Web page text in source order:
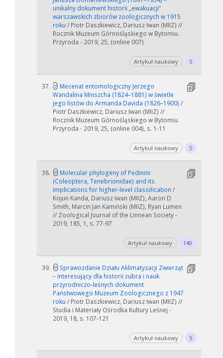
unikalny dokument historii „ewakuacji”
warszawskich zbiorów zoologicznych w 1915
roku / Piotr Daszkiewicz, Dariusz Iwan (MIIZ) //
Rocznik Muzeum Górnośląskiego w Bytomiu.
Przyroda - 2019, 25, (online 007)
Artykuł naukowy 5
37.
Mecenat entomologiczny Jerzego
Wandalina Mniszcha (1824–1881) w świetle
jego listów do Armanda Davida (1826–1900) /
Piotr Daszkiewicz, Dariusz Iwan (MIIZ) //
Rocznik Muzeum Górnośląskiego w Bytomiu.
Przyroda - 2019, 25, (online 004), s. 1-11
Artykuł naukowy 5
38.
Molecular phylogeny of Pedinini
(Coleoptera, Tenebrionidae) and its
implications for higher-level classification /
Kojun Kanda, Dariusz Iwan (MIIZ), Aaron D
Smith, Marcin Jan Kamiński (MIIZ), Ryan Lumen
// Zoological Journal of the Linnean Society -
2019, 185, 1, s. 77-97
Artykuł naukowy 140
39.
Sprawozdanie Działu Aklimatyzacji Zwierząt
– interesujący dla historii żubra i nauk
przyrodniczo-leśnych dokument
Państwowego Muzeum Zoologicznego z 1947
roku / Piotr Daszkiewicz, Dariusz Iwan (MIIZ) //
Studia i Materiały Ośrodka Kultury Leśnej -
2019, 18, s. 107-121
Artykuł naukowy 5